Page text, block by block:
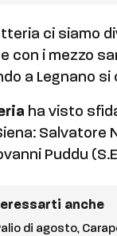
ci siamo
con i mezzo
a Legnano
ha visto
Salvatore
Puddu
anche
di agosto,